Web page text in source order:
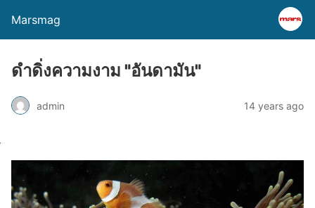
Marsmag
ดำดิ่งความงาม "อันดามัน"
admin 14 years ago